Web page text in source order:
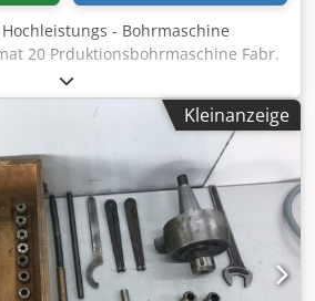
Hochleistungs - Bohrmaschine
20 Prduktionsbohrmaschine Fabr.
Bohrleistung in Stahl ST 60 25 mm
20 30 mm Spindelaufnahme SK 40
mm Bohrschlittenhub 500 mm
Tisch 185 - 685 mm Tischgröße
50 - 500 U/min. Stufenlos
20 - 224 mm/min. Stufenlos
m/min. Motorleistung Vorschub
Eilgang 0,75 kW Motorleistung
1000 U/min) Netzanschluß
stufenlos über
Kleinanzeige